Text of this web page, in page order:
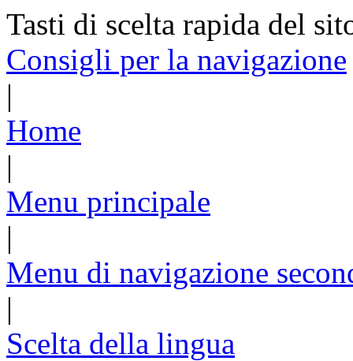
Tasti di scelta rapida del
Consigli per la navigazione
|
Home
|
Menu principale
|
Menu di navigazione
|
Scelta della lingua